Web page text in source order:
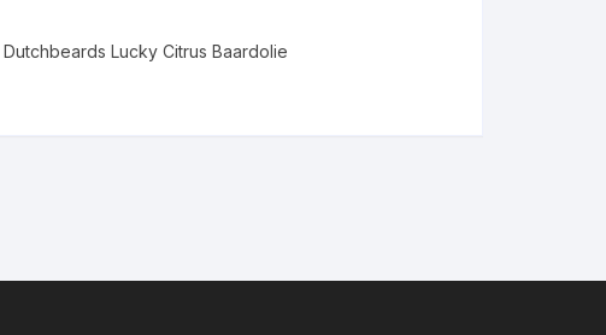
Dutchbeards Lucky Citrus Baardolie